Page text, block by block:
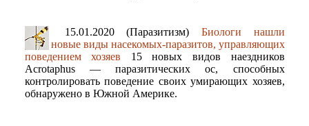
15.01.2020 (Паразитизм) Биологи нашли
новые виды насекомых-паразитов, управляющих
поведением хозяев 15 новых видов наездников
Acrotaphus — паразитических ос, способных
контролировать поведение своих умирающих хозяев,
обнаружено в Южной Америке.